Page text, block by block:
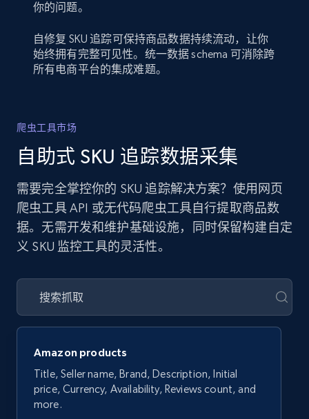
你的问题。
自修复 SKU 追踪可保持商品数据持续流动，让你
始终拥有完整可见性。统一数据 schema 可消除跨
所有电商平台的集成难题。
爬虫工具市场
自助式 SKU 追踪数据采集
需要完全掌控你的 SKU 追踪解决方案？使用网页
爬虫工具 API 或无代码爬虫工具自行提取商品数
据。无需开发和维护基础设施，同时保留构建自定
义 SKU 监控工具的灵活性。
Amazon products
Title, Seller name, Brand, Description, Initial
price, Currency, Availability, Reviews count, and
more.